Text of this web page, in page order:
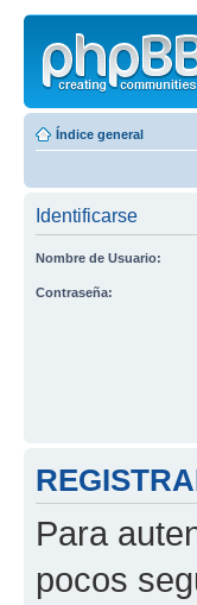
Índice general
Identificarse
Nombre de Usuario:
Contraseña:
Para
pocos